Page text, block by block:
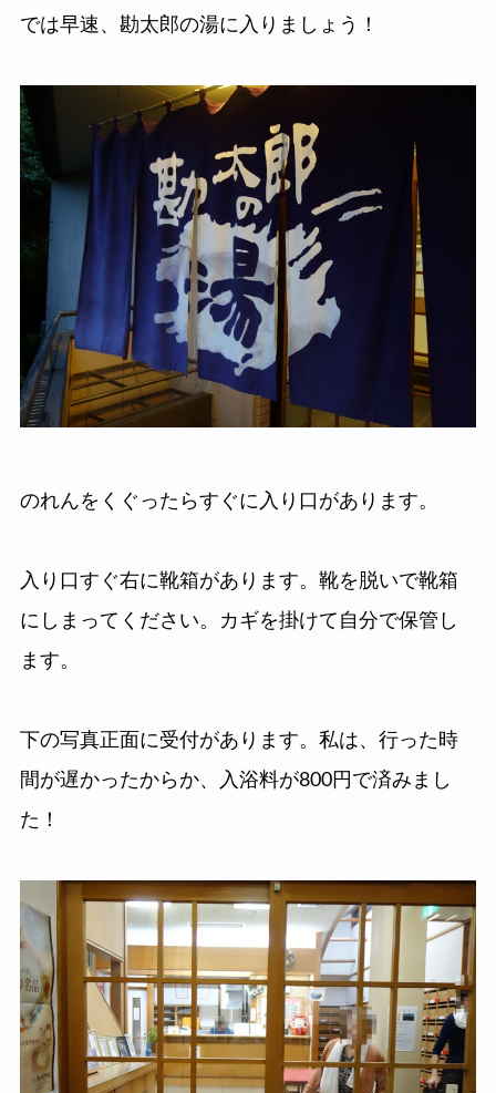
では早速、勘太郎の湯に入りましょう！
のれんをくぐったらすぐに入り口があります。
入り口すぐ右に靴箱があります。靴を脱いで靴箱
にしまってください。カギを掛けて自分で保管し
ます。
下の写真正面に受付があります。私は、行った時
間が遅かったからか、入浴料が800円で済みまし
た！